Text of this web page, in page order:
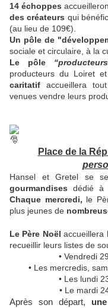
14 échoppes
des créateurs qui
(au lieu de 109€).
Un pôle de
sociale et circulaire, à la
Le pôle
producteurs du Loiret
caritatif accueillera
venues vendre leurs
Place de la
Hansel et Gretel se
gourmandises dédié à
Chaque mercredi, le
plus jeunes de
Le Père Noëlaccueillera
recueillir leurs listes de
• Vendredi
• Les mercredis,
• Les lundi
• Le mardi
Après son départ,